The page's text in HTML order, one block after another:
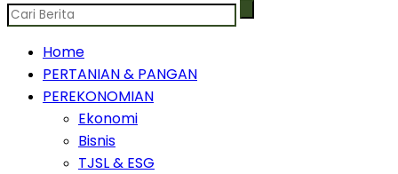
Home
PERTANIAN & PANGAN
PEREKONOMIAN
Ekonomi
Bisnis
TJSL & ESG